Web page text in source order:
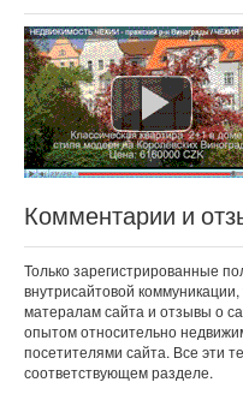
Комментарии и
Только зарегистрированные
внутрисайтовой
матералам сайта и отзывы о
опытом относительно
посетителями сайта. Все эти
соответствующем разделе.